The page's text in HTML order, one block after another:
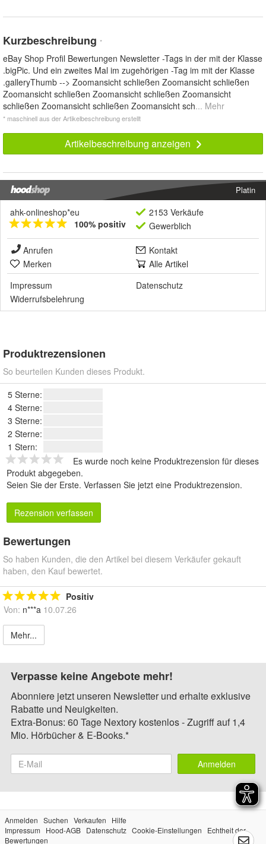
Kurzbeschreibung *
eBay Shop Profil Bewertungen Newsletter -Tags in der mit der Klasse
.bigPic. Und ein zweites Mal im zugehörigen -Tag im mit der Klasse
.galleryThumb --> Zoomansicht schließen Zoomansicht schließen
Zoomansicht schließen Zoomansicht schließen Zoomansicht
schließen Zoomansicht schließen Zoomansicht sch... Mehr
* maschinell aus der Artikelbeschreibung erstellt
Artikelbeschreibung anzeigen
Platin
ahk-onlineshop*eu
100% positiv
2153 Verkäufe
Gewerblich
Anrufen
Kontakt
Merken
Alle Artikel
Impressum
Datenschutz
Widerrufsbelehrung
Produktrezensionen
So beurteilen Kunden dieses Produkt.
5 Sterne:
4 Sterne:
3 Sterne:
2 Sterne:
1 Stern:
Es wurde noch keine Produktrezension für dieses
Produkt abgegeben.
Seien Sie der Erste. Verfassen Sie jetzt eine Produktrezension.
Rezension verfassen
Bewertungen
So haben Kunden, die den Artikel bei diesem Verkäufer gekauft
haben, den Kauf bewertet.
Positiv
Von: n***a 10.07.26
Mehr...
Verpasse keine Angebote mehr!
Abonniere jetzt unseren Newsletter und erhalte exklusive
Rabatte und Neuigkeiten.
Extra-Bonus: 60 Tage Nextory kostenlos - Zugriff auf 1,4
Mio. Hörbücher & E-Books.*
Anmelden
Anmelden Suchen Verkaufen
Hilfe
Impressum
Hood-AGB Datenschutz Cookie-Einstellungen
Echtheit der
Bewertungen